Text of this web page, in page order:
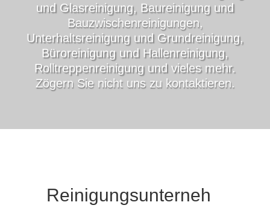
und Glasreinigung, Baureinigung und
Bauzwischenreinigungen,
Unterhaltsreinigung und Grundreinigung,
Büroreinigung und Hallenreinigung,
Rolltreppenreinigung und vieles mehr.
Zögern Sie nicht uns zu kontaktieren.
Reinigungsunterneh